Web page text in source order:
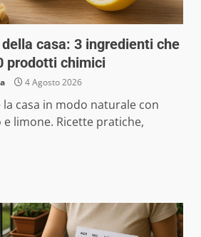
casa: 3 ingredienti che
prodotti chimici
4 Agosto 2026
casa in modo naturale con
limone. Ricette pratiche,